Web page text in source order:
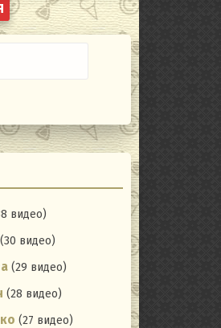
видео)
(30 видео)
(29 видео)
(28 видео)
(27 видео)